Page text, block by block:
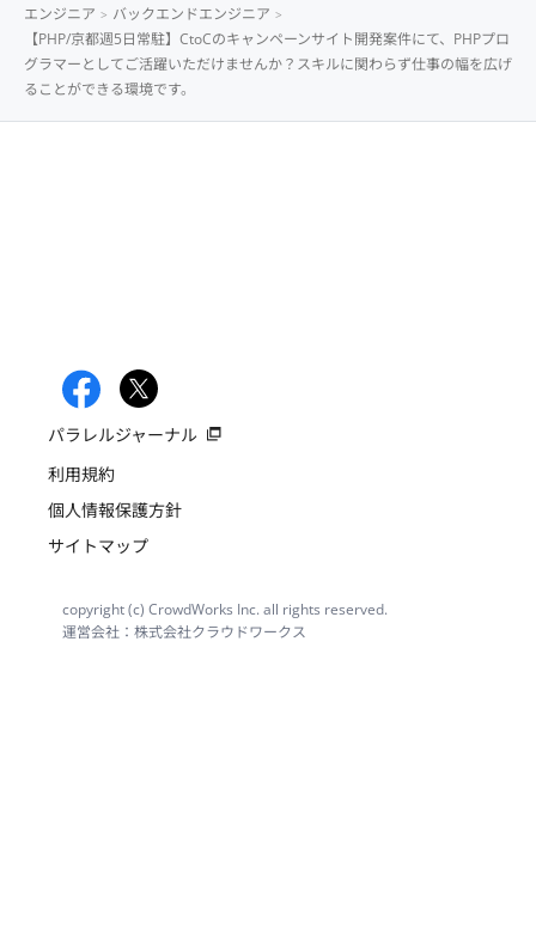
エンジニア
バックエンドエンジニア
【PHP/京都週5日常駐】CtoCのキャンペーンサイト開発案件にて、PHPプロ
グラマーとしてご活躍いただけませんか？スキルに関わらず仕事の幅を広げ
ることができる環境です。
パラレルジャーナル
利用規約
個人情報保護方針
サイトマップ
copyright (c) CrowdWorks Inc. all rights reserved.
運営会社：株式会社クラウドワークス